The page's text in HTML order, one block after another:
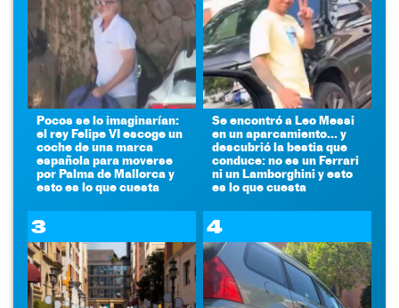
Pocos se lo imaginarían:
el rey Felipe VI escoge un
coche de una marca
española para moverse
por Palma de Mallorca y
esto es lo que cuesta
Se encontró a Leo Messi
en un aparcamiento... y
descubrió la bestia que
conduce: no es un Ferrari
ni un Lamborghini y esto
es lo que cuesta
3 4